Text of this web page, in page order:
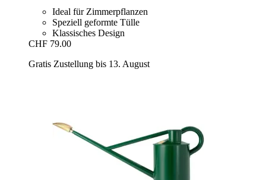
Ideal für Zimmerpflanzen
Speziell geformte Tülle
Klassisches Design
CHF 79.00
Gratis Zustellung bis 13. August